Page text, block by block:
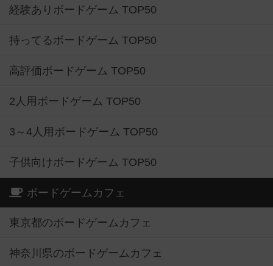
経験ありボードゲーム TOP50
持ってるボードゲーム TOP50
高評価ボードゲーム TOP50
2人用ボードゲーム TOP50
3～4人用ボードゲーム TOP50
子供向けボードゲーム TOP50
ボードゲームカフェ
東京都のボードゲームカフェ
神奈川県のボードゲームカフェ